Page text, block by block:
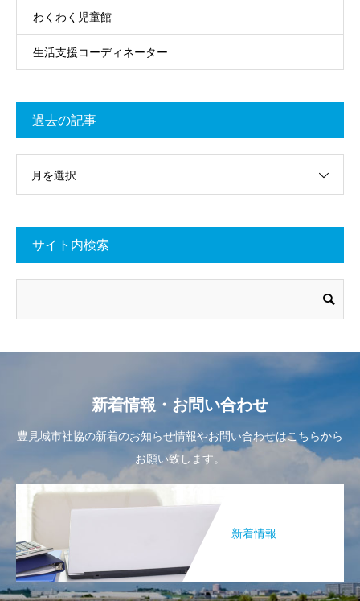
わくわく児童館
生活支援コーディネーター
過去の記事
月を選択
サイト内検索
新着情報・お問い合わせ
豊見城市社協の新着のお知らせ情報やお問い合わせはこちらから
お願い致します。
新着情報